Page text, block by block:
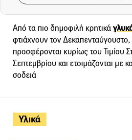
Υλικά
Από τα πιο δημοφιλή κρητικά
φτιάχνουν τον
προσφέρονται κυρίως του Τιμίου
Σεπτεμβρίου και ετοιμάζονται με
σοδειά